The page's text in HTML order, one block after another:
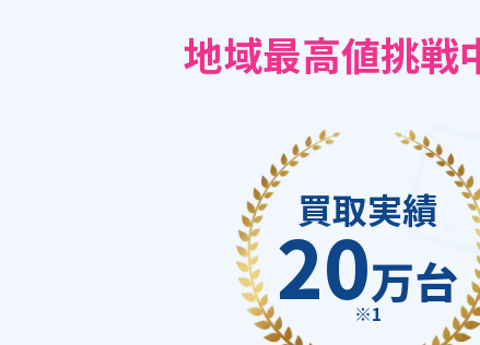
地域最高値挑戦
買取実績
20万台
※1